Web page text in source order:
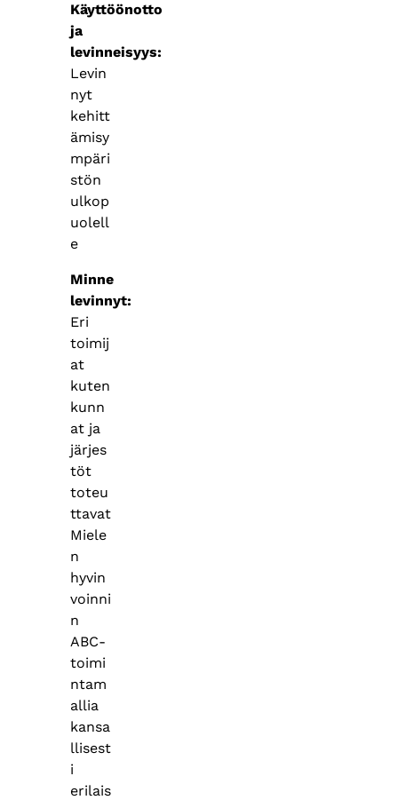
Käyttöönotto
ja
levinneisyys
Levin
nyt
kehitt
ämisy
mpäri
stön
ulkop
uolell
e
Minne
levinnyt
Eri
toimij
at
kuten
kunn
at ja
järjes
töt
toteu
ttavat
Miele
n
hyvin
voinni
n
ABC-
toimi
ntam
allia
kansa
llisest
i
erilais